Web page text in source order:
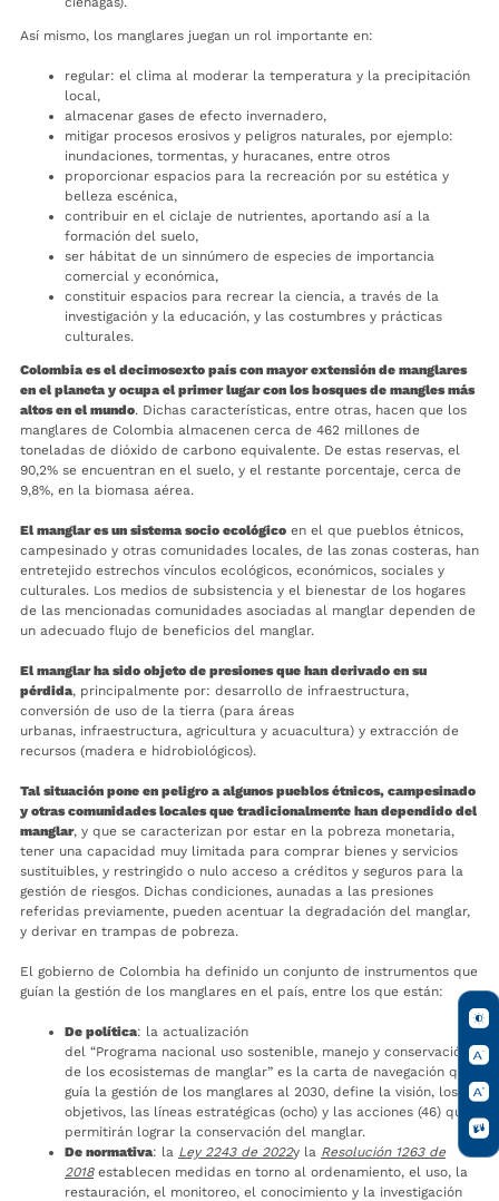
Así mismo, los manglares juegan un rol importante en:
regular: el clima al moderar la temperatura y la precipitación
local,
almacenar gases de efecto invernadero,
mitigar procesos erosivos y peligros naturales, por ejemplo:
inundaciones, tormentas, y huracanes, entre otros
proporcionar espacios para la recreación por su estética y
belleza escénica,
contribuir en el ciclaje de nutrientes, aportando así a la
formación del suelo,
ser hábitat de un sinnúmero de especies de importancia
comercial y económica,
constituir espacios para recrear la ciencia, a través de la
investigación y la educación, y las costumbres y prácticas
culturales.
Colombia es el decimosexto país con mayor extensión de manglares
en el planeta y ocupa el primer lugar con los bosques de mangles más
altos en el mundo. Dichas características, entre otras, hacen que los
manglares de Colombia almacenen cerca de 462 millones de
toneladas de dióxido de carbono equivalente. De estas reservas, el
90,2% se encuentran en el suelo, y el restante porcentaje, cerca de
9,8%, en la biomasa aérea.
El manglar es un sistema socio ecológico en el que pueblos étnicos,
campesinado y otras comunidades locales, de las zonas costeras, han
entretejido estrechos vínculos ecológicos, económicos, sociales y
culturales. Los medios de subsistencia y el bienestar de los hogares
de las mencionadas comunidades asociadas al manglar dependen de
un adecuado flujo de beneficios del manglar.
El manglar ha sido objeto de presiones que han derivado en su
pérdida, principalmente por: desarrollo de infraestructura,
conversión de uso de la tierra (para áreas
urbanas, infraestructura, agricultura y acuacultura) y extracción de
recursos (madera e hidrobiológicos).
Tal situación pone en peligro a algunos pueblos étnicos, campesinado
y otras comunidades locales que tradicionalmente han dependido del
manglar, y que se caracterizan por estar en la pobreza monetaria,
tener una capacidad muy limitada para comprar bienes y servicios
sustituibles, y restringido o nulo acceso a créditos y seguros para la
gestión de riesgos. Dichas condiciones, aunadas a las presiones
referidas previamente, pueden acentuar la degradación del manglar,
y derivar en trampas de pobreza.
El gobierno de Colombia ha definido un conjunto de instrumentos que
guían la gestión de los manglares en el país, entre los que están:
De política: la actualización
del “Programa nacional uso sostenible, manejo y conservación
de los ecosistemas de manglar” es la carta de navegación que
guía la gestión de los manglares al 2030, define la visión, los
objetivos, las líneas estratégicas (ocho) y las acciones (46) que
permitirán lograr la conservación del manglar.
De normativa: la Ley 2243 de 2022y la Resolución 1263 de
2018establecen medidas en torno al ordenamiento, el uso, la
restauración, el monitoreo, el conocimiento y la investigación